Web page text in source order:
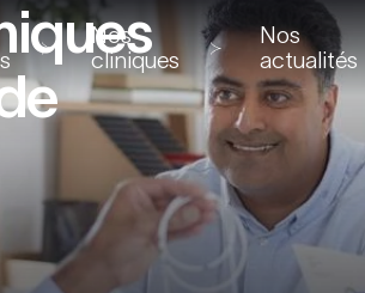
Nos
cliniques
Nos
actualités